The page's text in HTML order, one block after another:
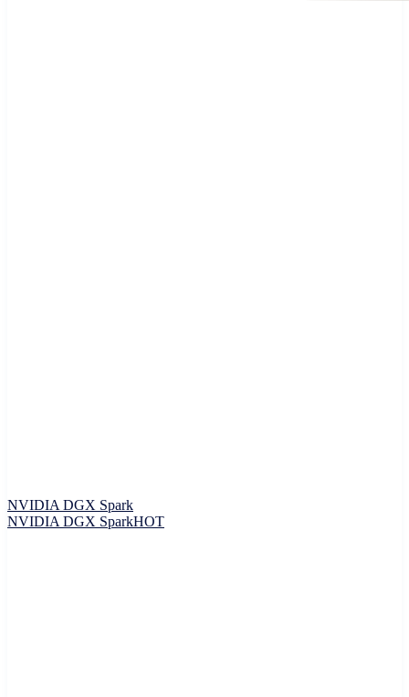
NVIDIA DGX Spark
NVIDIA DGX SparkHOT